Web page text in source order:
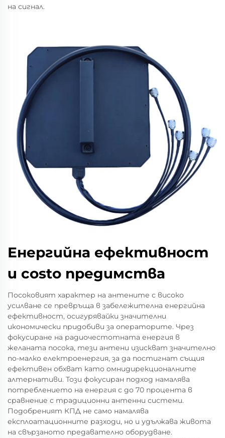
на сигнал.
Енергийна ефективност
и costo предимства
Посоковият характер на антените с високо
усилване се превръща в забележителна енергийна
ефективност, осигурявайки значителни
икономически придобиви за операторите. Чрез
фокусиране на радиочестотната енергия в
желаната посока, тези антени изискват значително
по-малко електроенергия, за да постигнат същия
ефективен обхват като омнидирекционалните
алтернативи. Този фокусиран подход намалява
потреблението на енергия с до 70 процента в
сравнение с традиционни антенни системи.
Подобреният КПД не само намалява
експлоатационните разходи, но и удължава живота
на свързаното предавателно оборудване.